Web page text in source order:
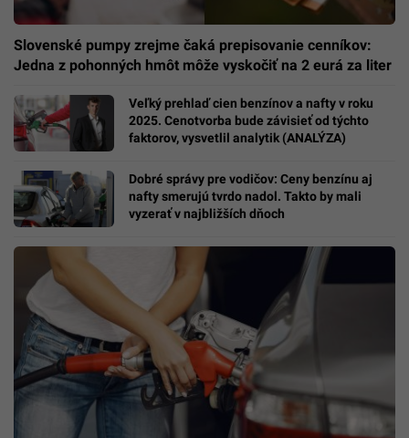
Slovenské pumpy zrejme čaká prepisovanie cenníkov:
Jedna z pohonných hmôt môže vyskočiť na 2 eurá za liter
Veľký prehlaď cien benzínov a nafty v roku
2025. Cenotvorba bude závisieť od týchto
faktorov, vysvetlil analytik (ANALÝZA)
Dobré správy pre vodičov: Ceny benzínu aj
nafty smerujú tvrdo nadol. Takto by mali
vyzerať v najbližších dňoch